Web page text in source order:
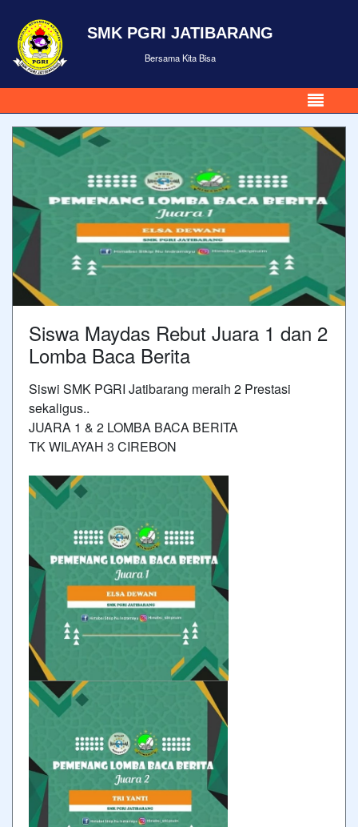
SMK PGRI JATIBARANG
Bersama Kita Bisa
Siswa Maydas Rebut Juara 1 dan 2
Lomba Baca Berita
Siswi SMK PGRI Jatibarang meraih 2 Prestasi
sekaligus..
JUARA 1 & 2 LOMBA BACA BERITA
TK WILAYAH 3 CIREBON